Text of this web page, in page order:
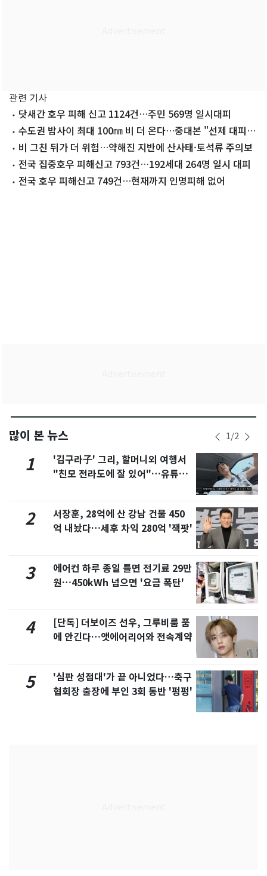
관련 기사
닷새간 호우 피해 신고 1124건…주민 569명 일시대피
수도권 밤사이 최대 100㎜ 비 더 온다…중대본 "선제 대피·
비상대응 유지"
비 그친 뒤가 더 위험…약해진 지반에 산사태·토석류 주의보
전국 집중호우 피해신고 793건…192세대 264명 일시 대피
전국 호우 피해신고 749건…현재까지 인명피해 없어
많이 본 뉴스 1/2
1
'김구라子' 그리, 할머니외 여행서
"친모 전라도에 잘 있어"…유튜브
2
서장훈, 28억에 산 강남 건물 450
억 내놨다…세후 차익 280억 '잭팟'
3
에어컨 하루 종일 틀면 전기료 29만
원…450kWh 넘으면 '요금 폭탄'
4
[단독] 더보이즈 선우, 그루비룸 품
에 안긴다…앳에어리어와 전속계약
5
'심판 성접대'가 끝 아니었다…축구
협회장 출장에 부인 3회 동반 '펑펑'